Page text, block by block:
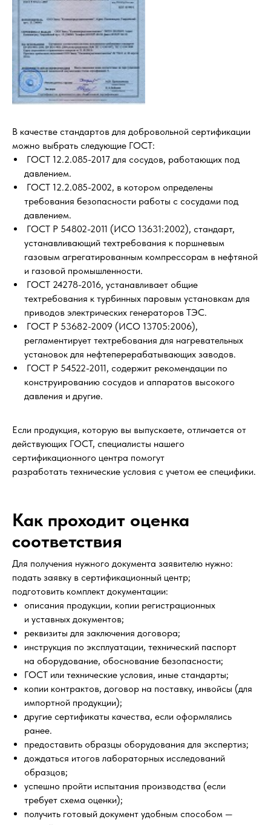
В качестве стандартов для добровольной сертификации
можно выбрать следующие ГОСТ:
ГОСТ 12.2.085-2017 для сосудов, работающих под
давлением.
ГОСТ 12.2.085-2002, в котором определены
требования безопасности работы с сосудами под
давлением.
ГОСТ Р 54802-2011 (ИСО 13631:2002), стандарт,
устанавливающий техтребования к поршневым
газовым агрегатированным компрессорам в нефтяной
и газовой промышленности.
ГОСТ 24278-2016, устанавливает общие
техтребования к турбинных паровым установкам для
приводов электрических генераторов ТЭС.
ГОСТ Р 53682-2009 (ИСО 13705:2006),
регламентирует техтребования для нагревательных
установок для нефтеперерабатывающих заводов.
ГОСТ Р 54522-2011, содержит рекомендации по
конструированию сосудов и аппаратов высокого
давления и другие.
Если продукция, которую вы выпускаете, отличается от
действующих ГОСТ, специалисты нашего
сертификационного центра помогут
разработать технические условия с учетом ее специфики.
Как проходит оценка
соответствия
Для получения нужного документа заявителю нужно:
подать заявку в сертификационный центр;
подготовить комплект документации:
описания продукции, копии регистрационных
и уставных документов;
реквизиты для заключения договора;
инструкция по эксплуатации, технический паспорт
на оборудование, обоснование безопасности;
ГОСТ или технические условия, иные стандарты;
копии контрактов, договор на поставку, инвойсы (для
импортной продукции);
другие сертификаты качества, если оформлялись
ранее.
предоставить образцы оборудования для экспертиз;
дождаться итогов лабораторных исследований
образцов;
успешно пройти испытания производства (если
требует схема оценки);
получить готовый документ удобным способом —